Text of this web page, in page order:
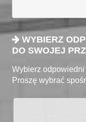
WYBIERZ
DO SWOJEJ
Wybierz
Proszę wybrać